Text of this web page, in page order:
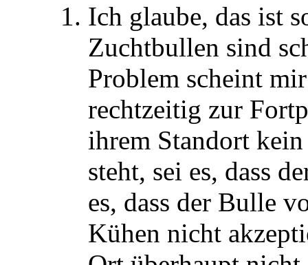
Ich glaube, das ist
Zuchtbullen sind
Problem scheint
rechtzeitig zur
ihrem Standort
steht, sei es, dass
es, dass der Bulle
Kühen nicht